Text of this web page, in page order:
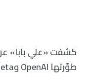
كشفت «علي بابا»
طوّرتها OpenAI وMeta وDeepSeek.